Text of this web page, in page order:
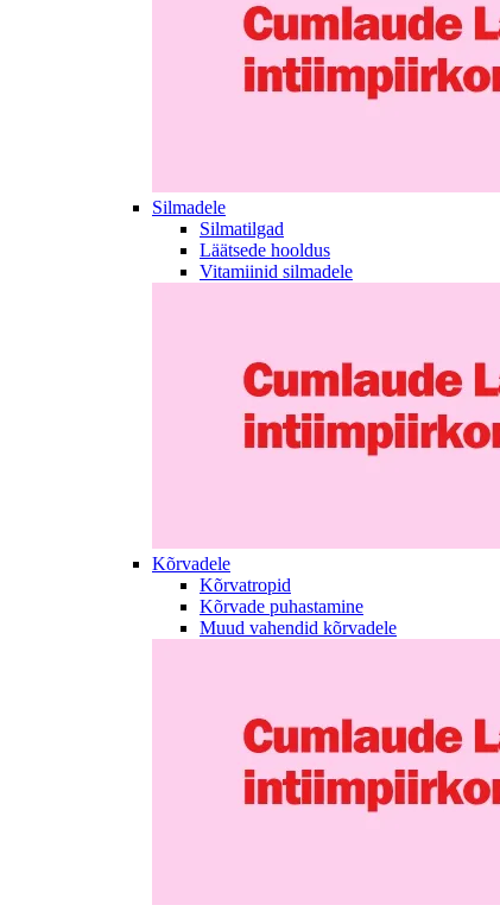
Silmadele
Silmatilgad
Läätsede hooldus
Vitamiinid silmadele
Kõrvadele
Kõrvatropid
Kõrvade puhastamine
Muud vahendid kõrvadele